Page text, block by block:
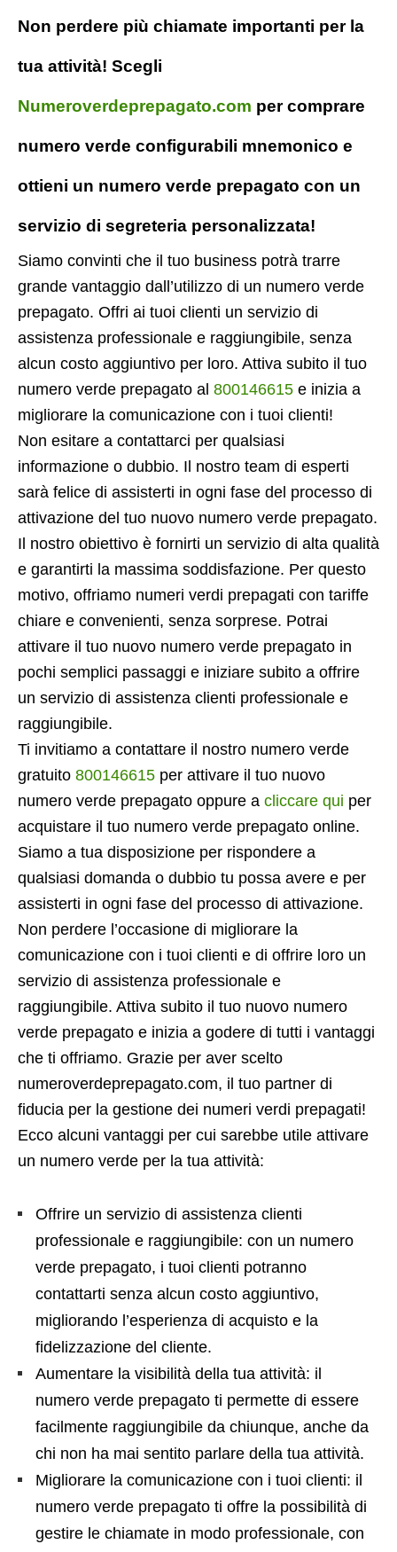
Non perdere più chiamate importanti per la
tua attività! Scegli
Numeroverdeprepagato.com per comprare
numero verde configurabili mnemonico e
ottieni un numero verde prepagato con un
servizio di segreteria personalizzata!
Siamo convinti che il tuo business potrà trarre
grande vantaggio dall’utilizzo di un numero verde
prepagato. Offri ai tuoi clienti un servizio di
assistenza professionale e raggiungibile, senza
alcun costo aggiuntivo per loro. Attiva subito il tuo
numero verde prepagato al 800146615 e inizia a
migliorare la comunicazione con i tuoi clienti!
Non esitare a contattarci per qualsiasi
informazione o dubbio. Il nostro team di esperti
sarà felice di assisterti in ogni fase del processo di
attivazione del tuo nuovo numero verde prepagato.
Il nostro obiettivo è fornirti un servizio di alta qualità
e garantirti la massima soddisfazione. Per questo
motivo, offriamo numeri verdi prepagati con tariffe
chiare e convenienti, senza sorprese. Potrai
attivare il tuo nuovo numero verde prepagato in
pochi semplici passaggi e iniziare subito a offrire
un servizio di assistenza clienti professionale e
raggiungibile.
Ti invitiamo a contattare il nostro numero verde
gratuito 800146615 per attivare il tuo nuovo
numero verde prepagato oppure a cliccare qui per
acquistare il tuo numero verde prepagato online.
Siamo a tua disposizione per rispondere a
qualsiasi domanda o dubbio tu possa avere e per
assisterti in ogni fase del processo di attivazione.
Non perdere l’occasione di migliorare la
comunicazione con i tuoi clienti e di offrire loro un
servizio di assistenza professionale e
raggiungibile. Attiva subito il tuo nuovo numero
verde prepagato e inizia a godere di tutti i vantaggi
che ti offriamo. Grazie per aver scelto
numeroverdeprepagato.com, il tuo partner di
fiducia per la gestione dei numeri verdi prepagati!
Ecco alcuni vantaggi per cui sarebbe utile attivare
un numero verde per la tua attività:
Offrire un servizio di assistenza clienti
professionale e raggiungibile: con un numero
verde prepagato, i tuoi clienti potranno
contattarti senza alcun costo aggiuntivo,
migliorando l’esperienza di acquisto e la
fidelizzazione del cliente.
Aumentare la visibilità della tua attività: il
numero verde prepagato ti permette di essere
facilmente raggiungibile da chiunque, anche da
chi non ha mai sentito parlare della tua attività.
Migliorare la comunicazione con i tuoi clienti: il
numero verde prepagato ti offre la possibilità di
gestire le chiamate in modo professionale, con